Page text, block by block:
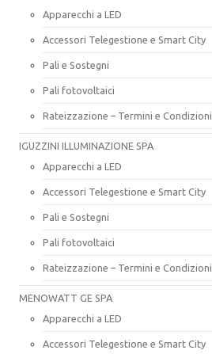
Apparecchi a LED
Accessori Telegestione e Smart City
Pali e Sostegni
Pali fotovoltaici
Rateizzazione – Termini e Condizioni
IGUZZINI ILLUMINAZIONE SPA
Apparecchi a LED
Accessori Telegestione e Smart City
Pali e Sostegni
Pali fotovoltaici
Rateizzazione – Termini e Condizioni
MENOWATT GE SPA
Apparecchi a LED
Accessori Telegestione e Smart City